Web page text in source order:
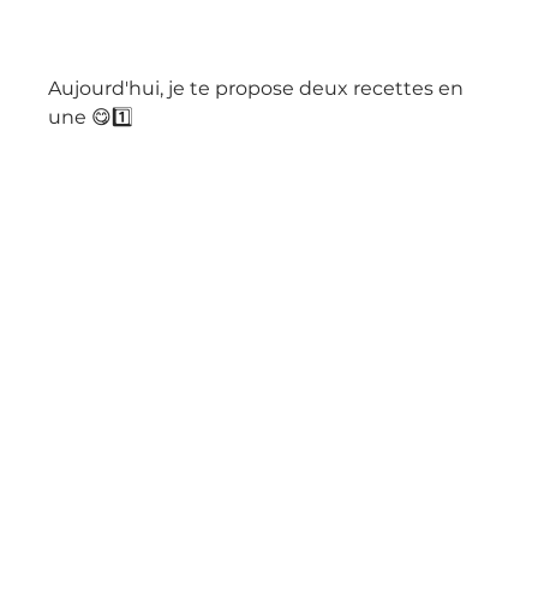
Aujourd'hui, je te propose deux recettes en
une 😋1️⃣